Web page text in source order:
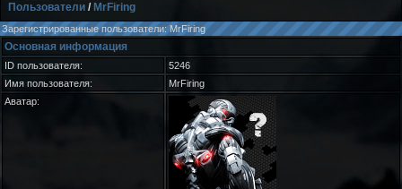
Пользователи / MrFiring
Зарегистрированные пользователи: MrFiring
Основная информация
ID пользователя:
5246
Имя пользователя:
MrFiring
Аватар: